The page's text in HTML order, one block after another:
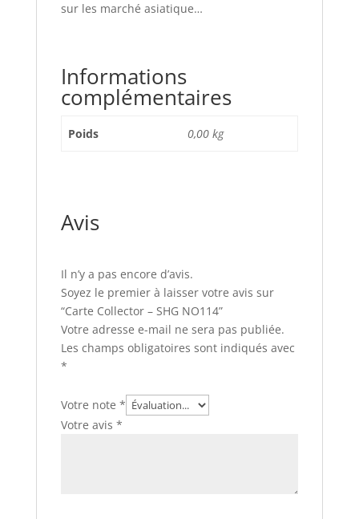
sur les marché asiatique…
Informations
complémentaires
Poids 0,00 kg
Avis
Il n’y a pas encore d’avis.
Soyez le premier à laisser votre avis sur
“Carte Collector – SHG NO114”
Votre adresse e-mail ne sera pas publiée.
Les champs obligatoires sont indiqués avec
*
Votre note *
Votre avis *